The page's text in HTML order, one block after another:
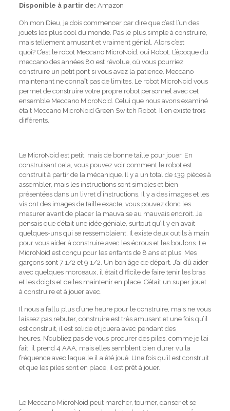
Disponible à partir de: Amazon
Oh mon Dieu, je dois commencer par dire que c’est l’un des
jouets les plus cool du monde. Pas le plus simple à construire,
mais tellement amusant et vraiment génial. Alors c’est
quoi? C’est le robot Meccano MicroNoid, oui Robot. L’époque du
meccano des années 80 est révolue, où vous pourriez
construire un petit pont si vous avez la patience. Meccano
maintenant ne connaît pas de limites. Le robot MicroNoid vous
permet de construire votre propre robot personnel avec cet
ensemble Meccano MicroNoid. Celui que nous avons examiné
était Meccano MicroNoid Green Switch Robot. Il en existe trois
différents.
Le MicroNoid est petit, mais de bonne taille pour jouer. En
construisant cela, vous pouvez voir comment le robot est
construit à partir de la mécanique. Il y a un total de 139 pièces à
assembler, mais les instructions sont simples et bien
présentées dans un livret d’instructions. Il y a des images et les
vis ont des images de taille exacte, vous pouvez donc les
mesurer avant de placer la mauvaise au mauvais endroit. Je
pensais que c’était une idée géniale, surtout qu’il y en avait
quelques-uns qui se ressemblaient. Il existe deux outils à main
pour vous aider à construire avec les écrous et les boulons. Le
MicroNoid est conçu pour les enfants de 8 ans et plus. Mes
garçons sont 7 1/2 et 9 1/2. Un bon âge de départ. J’ai dû aider
avec quelques morceaux, il était difficile de faire tenir les bras
et les doigts et de les maintenir en place. C’était un super jouet
à construire et à jouer avec.
Il nous a fallu plus d’une heure pour le construire, mais ne vous
laissez pas rebuter, construire est très amusant et une fois qu’il
est construit, il est solide et jouera avec pendant des
heures. N’oubliez pas de vous procurer des piles, comme je l’ai
fait, il prend 4 AAA, mais elles semblent bien durer vu la
fréquence avec laquelle il a été joué. Une fois qu’il est construit
et que les piles sont en place, il est prêt à jouer.
Le Meccano MicroNoid peut marcher, tourner, danser et se